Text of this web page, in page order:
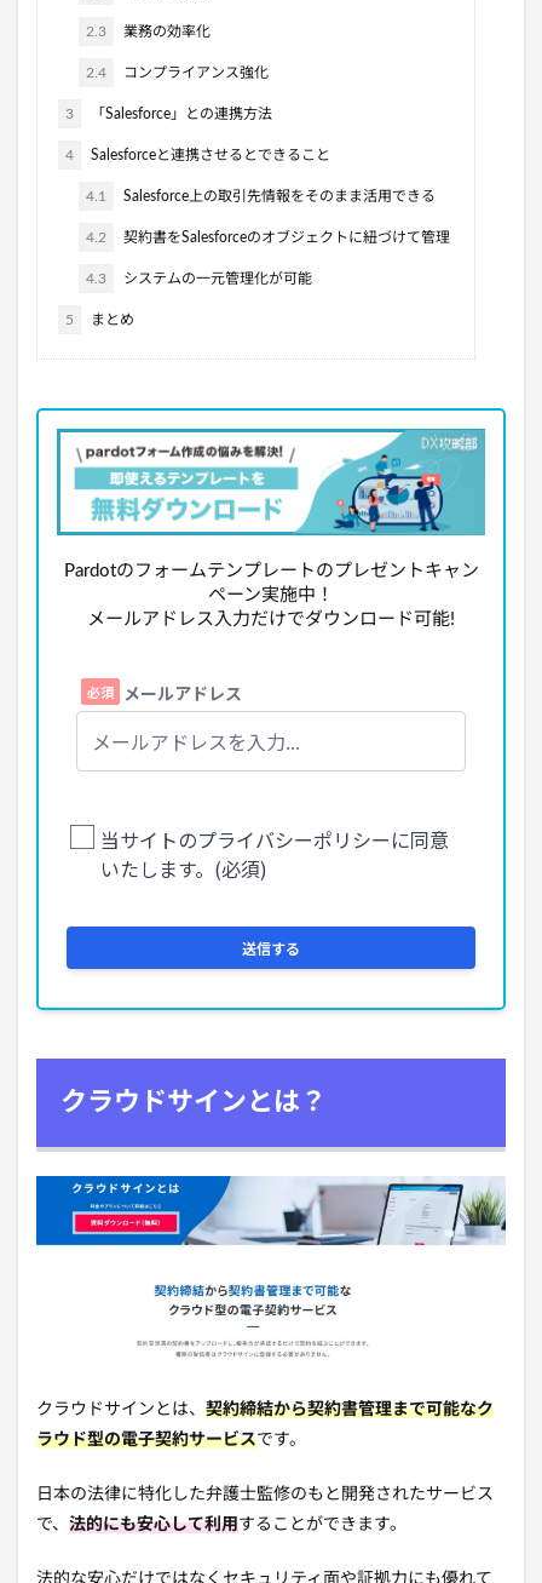
2.3 業務の効率化
2.4 コンプライアンス強化
3 「Salesforce」との連携方法
4 Salesforceと連携させるとできること
4.1 Salesforce上の取引先情報をそのまま活用できる
4.2 契約書をSalesforceのオブジェクトに紐づけて管理
4.3 システムの一元管理化が可能
5 まとめ
Pardotのフォームテンプレートのプレゼントキャン
ペーン実施中！
メールアドレス入力だけでダウンロード可能!
クラウドサインとは？
クラウドサインとは、 契約締結から契約書管理まで可能なク
ラウド型の電子契約サービスです。
日本の法律に特化した弁護士監修のもと開発されたサービス
で、 法的にも安心して利用することができます。